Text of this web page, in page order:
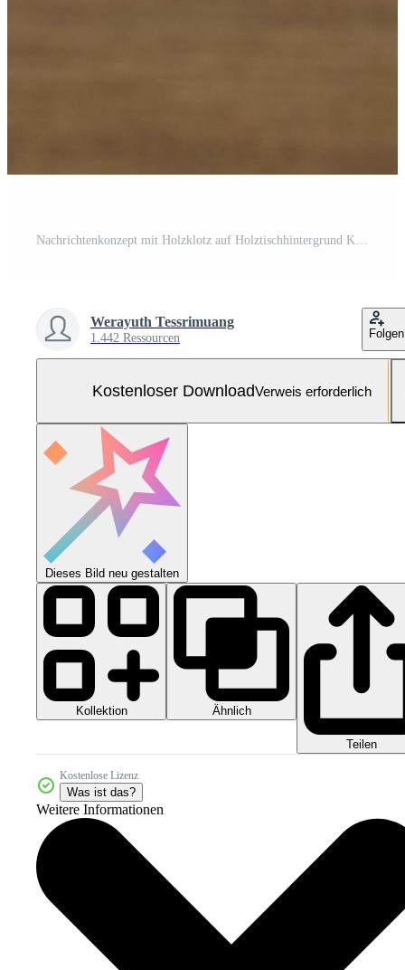
Nachrichtenkonzept mit Holzklotz auf Holztischhintergrund Kostenloses Foto
Werayuth Tessrimuang
1.442 Ressourcen Folgen
Kostenloser DownloadVerweis erforderlich
Dieses Bild neu gestalten
Kollektion Ähnlich
Teilen
Kostenlose Lizenz
Was ist das?
Weitere Informationen